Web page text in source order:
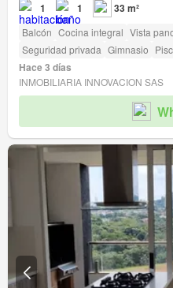
1 1 33 m²
Balcón Cocina integral Vista
Seguridad privada Gimnasio
Hace 3 días
INMOBILIARIA INNOVACION SAS